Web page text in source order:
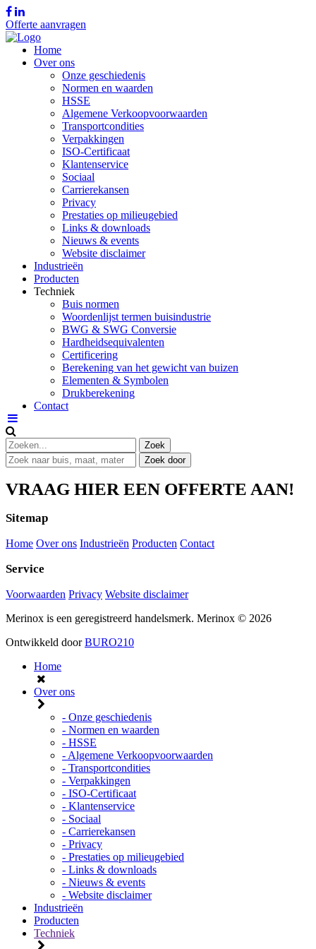
Offerte aanvragen
Home
Over ons
Onze geschiedenis
Normen en waarden
HSSE
Algemene Verkoopvoorwaarden
Transportcondities
Verpakkingen
ISO-Certificaat
Klantenservice
Sociaal
Carrierekansen
Privacy
Prestaties op milieugebied
Links & downloads
Nieuws & events
Website disclaimer
Industrieën
Producten
Techniek
Buis normen
Woordenlijst termen buisindustrie
BWG & SWG Conversie
Hardheidsequivalenten
Certificering
Berekening van het gewicht van buizen
Elementen & Symbolen
Drukberekening
Contact
VRAAG HIER EEN OFFERTE AAN!
Sitemap
Home Over ons Industrieën Producten Contact
Service
Voorwaarden Privacy Website disclaimer
Merinox is een geregistreerd handelsmerk. Merinox © 2026
Ontwikkeld doorBURO210
Home
Over ons
- Onze geschiedenis
- Normen en waarden
- HSSE
- Algemene Verkoopvoorwaarden
- Transportcondities
- Verpakkingen
- ISO-Certificaat
- Klantenservice
- Sociaal
- Carrierekansen
- Privacy
- Prestaties op milieugebied
- Links & downloads
- Nieuws & events
- Website disclaimer
Industrieën
Producten
Techniek